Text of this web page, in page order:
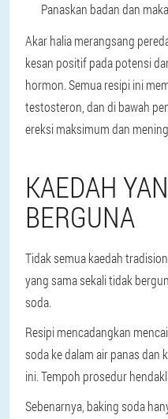
Panaskan badan dan
Akar halia merangsang
kesan positif pada potensi
hormon. Semua resipi ini
testosteron, dan di bawah
ereksi maksimum dan
KAEDAH
BERGUNA
Tidak semua kaedah
yang sama sekali tidak
soda.
Resipi mencadangkan
soda ke dalam air panas dan
ini. Tempoh prosedur
Sebenarnya, baking soda